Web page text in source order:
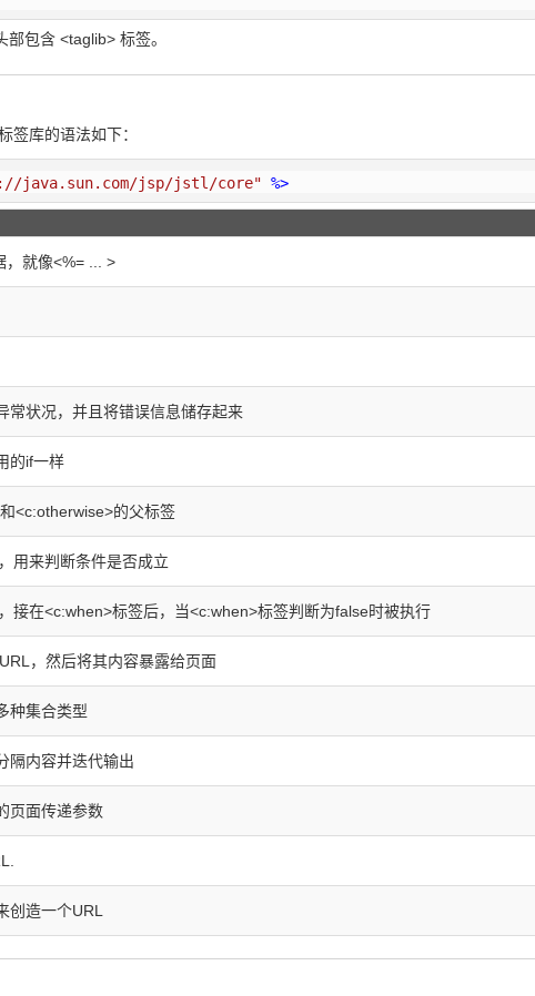
包含 <taglib> 标签。
签库的语法如下：
java.sun.com/jsp/jstl/core" %>
，就像<%= ... >
常状况，并且将错误信息储存起来
的if一样
<c:otherwise>的父标签
用来判断条件是否成立
接在<c:when>标签后，当<c:when>标签判断为false时被执行
，然后将其内容暴露给页面
种集合类型
隔内容并迭代输出
页面传递参数
创造一个URL